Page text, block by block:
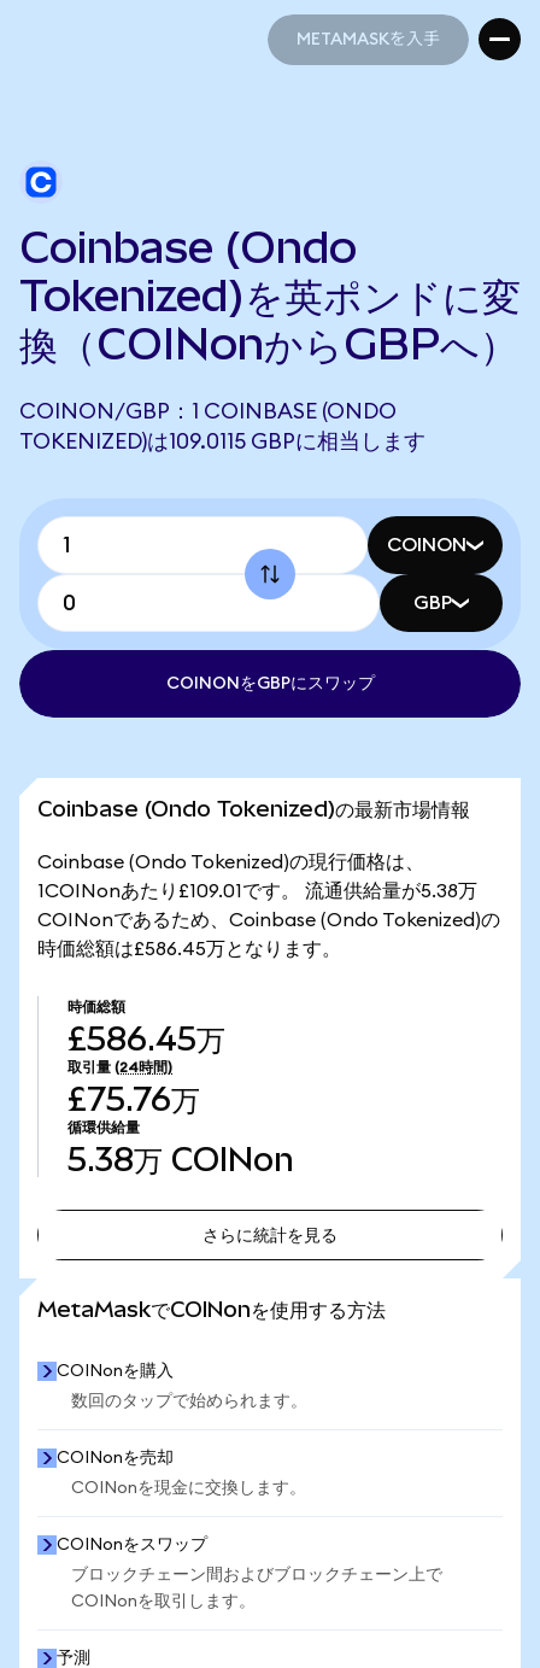
METAMASKを入手
Coinbase (Ondo
Tokenized)を英ポンドに変
換（COINonからGBPへ）
COINON/GBP：1 COINBASE (ONDO
TOKENIZED)は109.0115 GBPに相当します
COINON
GBP
COINONをGBPにスワップ
Coinbase (Ondo Tokenized)の最新市場情報
Coinbase (Ondo Tokenized)の現行価格は、
1COINonあたり£109.01です。 流通供給量が5.38万
COINonであるため、Coinbase (Ondo Tokenized)の
時価総額は£586.45万となります。
時価総額
£586.45万
取引量 (24時間)
£75.76万
循環供給量
5.38万 COINon
さらに統計を見る
MetaMaskでCOINonを使用する方法
COINonを購入
数回のタップで始められます。
COINonを売却
COINonを現金に交換します。
COINonをスワップ
ブロックチェーン間およびブロックチェーン上で
COINonを取引します。
予測